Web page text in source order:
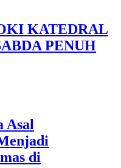
KATEDRAL
PENUH
Asal
di